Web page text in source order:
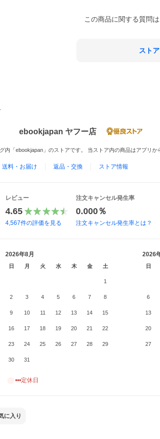
この商品に関する質問
スト
ebookjapan ヤフー店
内「ebookjapan」のストアです。 当ストア内の商品はアプリか
送料・お届け 返品・交換 ストア情報
レビュー
4.65
4,567件の評価を見る
注文キャンセル発生率
0.000％
注文キャンセル発生率とは？
2026年8月
日 月 火 水 木 金 土
1
2 3 4 5 6 7 8
9 10 11 12 13 14 15
16 17 18 19 20 21 22
23 24 25 26 27 28 29
30 31
2026
日
6
13
20
27
•••定休日
に入り